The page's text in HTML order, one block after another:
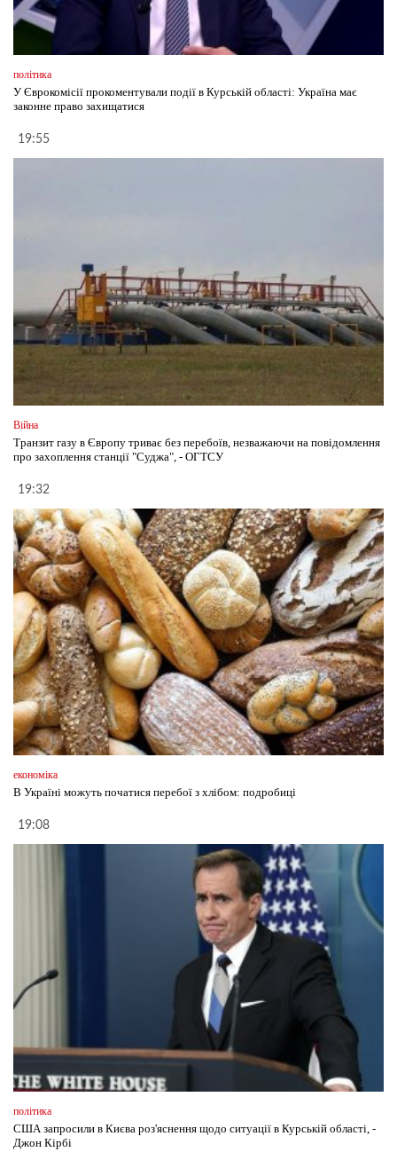
політика
У Єврокомісії прокоментували події в Курській області: Україна має
законне право захищатися
19:55
Війна
Транзит газу в Європу триває без перебоїв, незважаючи на повідомлення
про захоплення станції "Суджа", - ОГТСУ
19:32
економіка
В Україні можуть початися перебої з хлібом: подробиці
19:08
політика
США запросили в Києва роз'яснення щодо ситуації в Курській області, -
Джон Кірбі